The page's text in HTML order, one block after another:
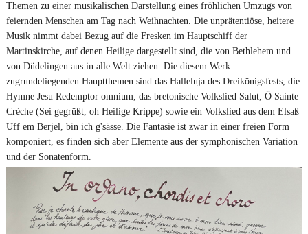
Themen zu einer musikalischen Darstellung eines fröhlichen Umzugs von
feiernden Menschen am Tag nach Weihnachten. Die unprätentiöse, heitere
Musik nimmt dabei Bezug auf die Fresken im Hauptschiff der
Martinskirche, auf denen Heilige dargestellt sind, die von Bethlehem und
von Düdelingen aus in alle Welt ziehen. Die diesem Werk
zugrundeliegenden Hauptthemen sind das Halleluja des Dreikönigsfests, die
Hymne Jesu Redemptor omnium, das bretonische Volkslied Salut, Ô Sainte
Crèche (Sei gegrüßt, oh Heilige Krippe) sowie ein Volkslied aus dem Elsaß
Uff em Berjel, bin ich g'sässe. Die Fantasie ist zwar in einer freien Form
komponiert, es finden sich aber Elemente aus der symphonischen Variation
und der Sonatenform.